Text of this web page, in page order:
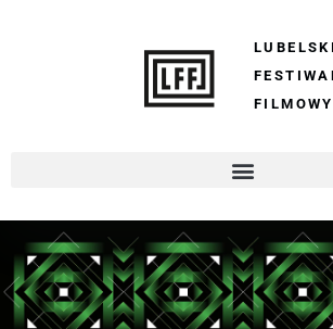
LUBELSKI
FILMOWY